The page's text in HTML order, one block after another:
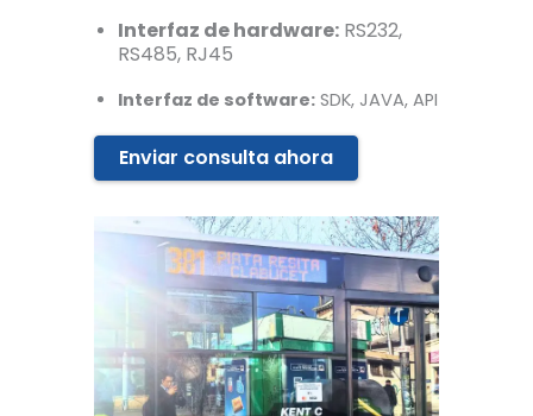
Interfaz de hardware: RS232,
RS485, RJ45
Interfaz de software: SDK, JAVA, API
Enviar consulta ahora